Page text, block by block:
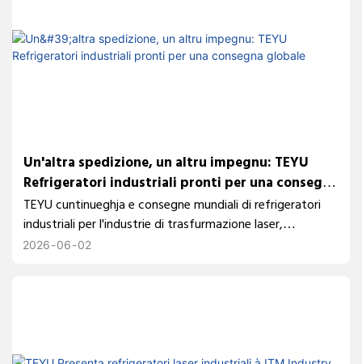
Un'altra spedizione, un altru impegnu: TEYU
Refrigeratori industriali pronti per una consegna
globale
TEYU cuntinueghja e consegne mundiali di refrigeratori
industriali per l'industrie di trasfurmazione laser,
elettronica, nova energia è automatizazione. Cù più di 24
2026 06 02